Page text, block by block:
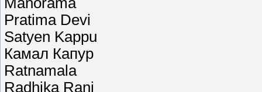
Pratima Devi
Satyen Kappu
Камал Капур
Ratnamala
Radhika Rani